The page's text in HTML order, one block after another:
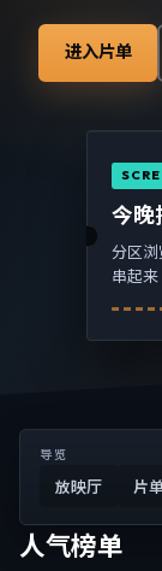
进入片单
今晚
分区浏
串起来
导览
放映厅 片
人气榜单